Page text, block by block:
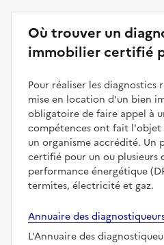
Où trouver un
immobilier certifié
Pour réaliser les diagnostics
mise en location d'un bien
obligatoire de faire appel à
compétences ont fait
un organisme accrédité. Un
certifié pour un ou plusieurs
performance énergétique
termites, électricité et gaz.
Annuaire des
L'Annuaire des